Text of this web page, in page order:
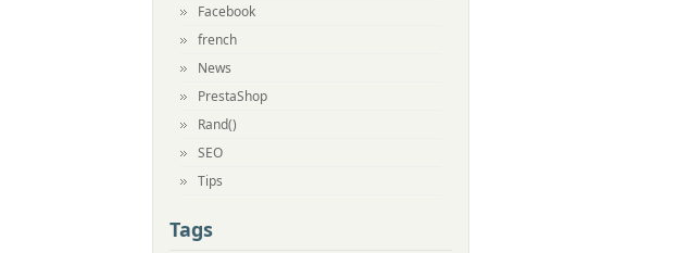
Facebook
french
News
PrestaShop
Rand()
SEO
Tips
Tags